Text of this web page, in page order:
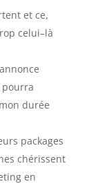
et ce,
celui–là
pourra
durée
packages
chérissent
en